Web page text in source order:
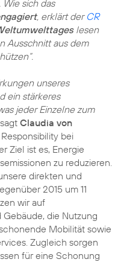
sich das
, erklärt der CR
lesen
Ausschnitt aus dem
unseres
ein stärkeres
jeder Einzelne zum
sagt Claudia von
bei
Ziel ist es, Energie
zu reduzieren.
direkten und
2015 um 11
wir auf
die Nutzung
Mobilität sowie
Zugleich sorgen
für eine Schonung